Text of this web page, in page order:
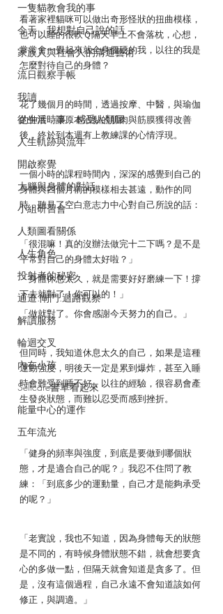
一隻貓教會我的事
今天，我想對自己說的話
家族人與社會人的溝通藝術
流日觀察手帳
我讀
從生活時事．感受人類圖
人生軌跡與流年
開啟察覺
大腦與身體的對話
小組研習會
人類圖看關係
人生角色
投射者的秘密
通道.閘門.迴路觀察
解讀服務
輪迴交叉
內在小孩
Selfcare書單看起來
能量中心的運作
五年流光
看著家裡貓咪可以做出奇形怪狀的扭曲模樣，
也可以睡的很軟Ｑ隔天早上不會落枕，心想，
常常會一覺起來就全身僵硬的我，以往的我是
怎麼對待自己的身體？
花了幾個月的時間，透過按摩、中醫，與瑜伽
的伸展，讓原本沾黏的肌肉與筋膜獲得改善
後，終於到本週有上教練課的心情浮現。
一個小時的課程時間內，深深的感覺到自己的
身體與四個月前的模樣相去甚遠，動作的同
時，聽見了空白意志力中心對自己所說的話：
「很混嘛！真的沒辦法做完十二下嗎？是不是
平常對自己的身體太好啦？」
「身體休息太久，就是需要好好磨練一下！撐
下去就對了！你可以的！」
「做就對了。你會感謝今天努力的自己。」
但同時，我知道休息太久的自己，如果是這種
運動強度，明後天一定是累到爆炸，甚至入睡
時會難受到睡不好，以往的經驗，很容易會產
生發炎狀態，而難以忍受而感到挫折。
「健身的頻率與強度，到底是要做到哪個狀
態，才是適合自己的呢？」我忍不住問了教
練：「到底多少的運動量，自己才是能夠承受
的呢？」
「老實說，我也不知道，因為身體每天的狀態
是不同的，有時候身體狀態不錯，就會想要貪
心的多做一點，但隔天就會知道是貪多了。但
是，沒有這個過程，自己永遠不會知道該如何
修正，與調適。」